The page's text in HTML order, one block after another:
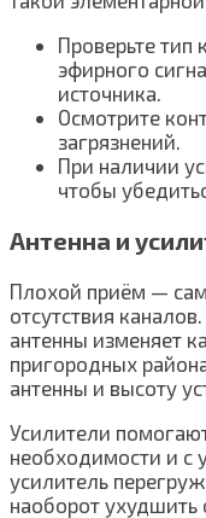
Проверьте
эфирного
источника.
Осмотрите
загрязнений.
При наличии
чтобы
Антенна и
Плохой приём —
отсутствия
антенны изменяет
пригородных
антенны и высоту
Усилители
необходимости и с
усилитель
наоборот ухудшить